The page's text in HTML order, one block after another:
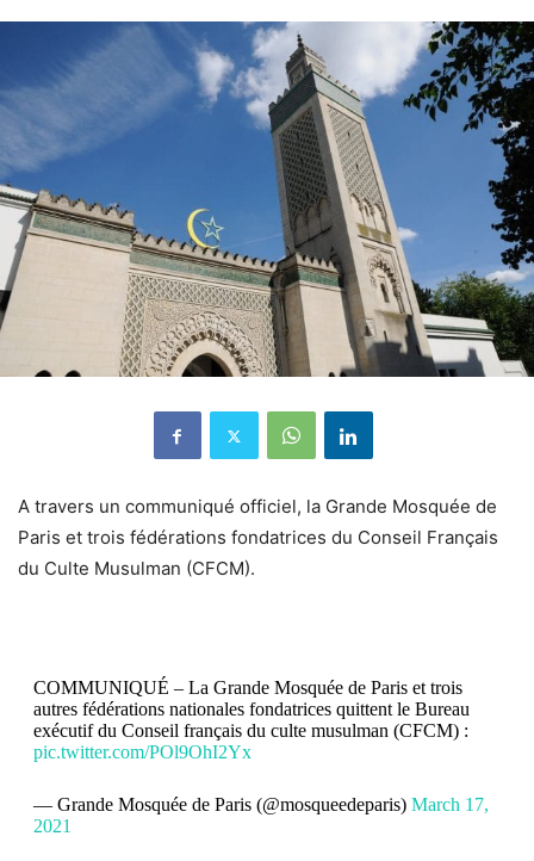
A travers un communiqué officiel, la Grande Mosquée de
Paris et trois fédérations fondatrices du Conseil Français
du Culte Musulman (CFCM).
COMMUNIQUÉ – La Grande Mosquée de Paris et trois
autres fédérations nationales fondatrices quittent le Bureau
exécutif du Conseil français du culte musulman (CFCM) :
pic.twitter.com/POl9OhI2Yx
— Grande Mosquée de Paris (@mosqueedeparis) March 17,
2021